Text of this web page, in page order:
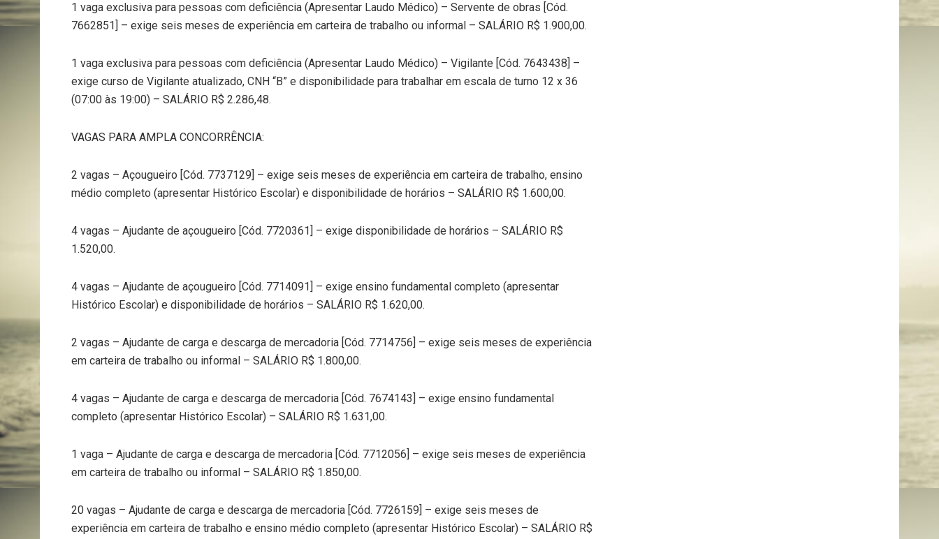
1 vaga exclusiva para pessoas com deficiência (Apresentar Laudo Médico) – Servente de obras [Cód.
7662851] – exige seis meses de experiência em carteira de trabalho ou informal – SALÁRIO R$ 1.900,00.
1 vaga exclusiva para pessoas com deficiência (Apresentar Laudo Médico) – Vigilante [Cód. 7643438] –
exige curso de Vigilante atualizado, CNH “B” e disponibilidade para trabalhar em escala de turno 12 x 36
(07:00 às 19:00) – SALÁRIO R$ 2.286,48.
VAGAS PARA AMPLA CONCORRÊNCIA:
2 vagas – Açougueiro [Cód. 7737129] – exige seis meses de experiência em carteira de trabalho, ensino
médio completo (apresentar Histórico Escolar) e disponibilidade de horários – SALÁRIO R$ 1.600,00.
4 vagas – Ajudante de açougueiro [Cód. 7720361] – exige disponibilidade de horários – SALÁRIO R$
1.520,00.
4 vagas – Ajudante de açougueiro [Cód. 7714091] – exige ensino fundamental completo (apresentar
Histórico Escolar) e disponibilidade de horários – SALÁRIO R$ 1.620,00.
2 vagas – Ajudante de carga e descarga de mercadoria [Cód. 7714756] – exige seis meses de experiência
em carteira de trabalho ou informal – SALÁRIO R$ 1.800,00.
4 vagas – Ajudante de carga e descarga de mercadoria [Cód. 7674143] – exige ensino fundamental
completo (apresentar Histórico Escolar) – SALÁRIO R$ 1.631,00.
1 vaga – Ajudante de carga e descarga de mercadoria [Cód. 7712056] – exige seis meses de experiência
em carteira de trabalho ou informal – SALÁRIO R$ 1.850,00.
20 vagas – Ajudante de carga e descarga de mercadoria [Cód. 7726159] – exige seis meses de
experiência em carteira de trabalho e ensino médio completo (apresentar Histórico Escolar) – SALÁRIO R$